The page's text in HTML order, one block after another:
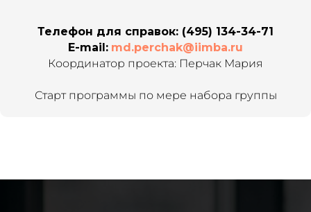
Телефон для справок: (495) 134-34-71
E-mail: md.perchak@iimba.ru
Координатор проекта: Перчак Мария
Старт программы по мере набора группы